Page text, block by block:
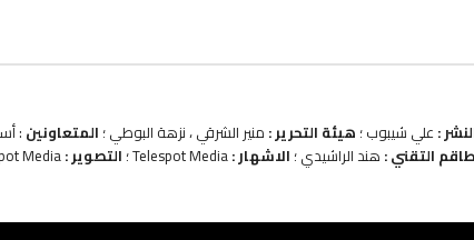
: علي شيبوب ؛ هيئة التحرير : منير الشرقي ، نزهة البوطي ؛ المتعاونين :
التقني : هند الراشيدي ؛ الاشهار :Telespot Media ؛ التصوير :Media